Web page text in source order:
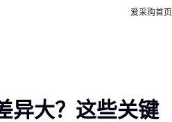
爱采购首页
异大？这些关键